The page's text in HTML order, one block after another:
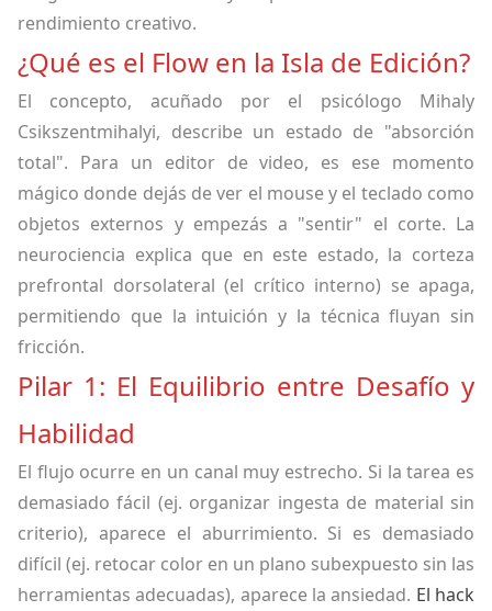
rendimiento creativo.
¿Qué es el Flow en la Isla de Edición?
El concepto, acuñado por el psicólogo Mihaly
Csikszentmihalyi, describe un estado de "absorción
total". Para un editor de video, es ese momento
mágico donde dejás de ver el mouse y el teclado como
objetos externos y empezás a "sentir" el corte. La
neurociencia explica que en este estado, la corteza
prefrontal dorsolateral (el crítico interno) se apaga,
permitiendo que la intuición y la técnica fluyan sin
fricción.
Pilar 1: El Equilibrio entre Desafío y
Habilidad
El flujo ocurre en un canal muy estrecho. Si la tarea es
demasiado fácil (ej. organizar ingesta de material sin
criterio), aparece el aburrimiento. Si es demasiado
difícil (ej. retocar color en un plano subexpuesto sin las
herramientas adecuadas), aparece la ansiedad. El hack